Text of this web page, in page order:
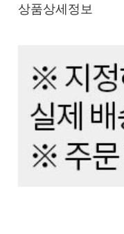
상품상세정보